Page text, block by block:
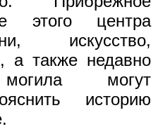
этого центра
искусство,
а также недавно
могут
историю